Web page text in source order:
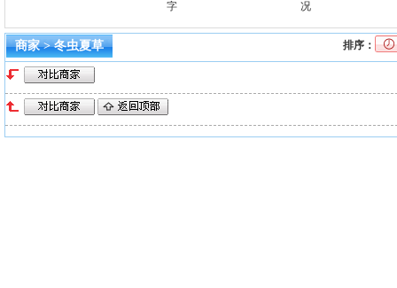
字
况
商家 > 冬虫夏草 排序：